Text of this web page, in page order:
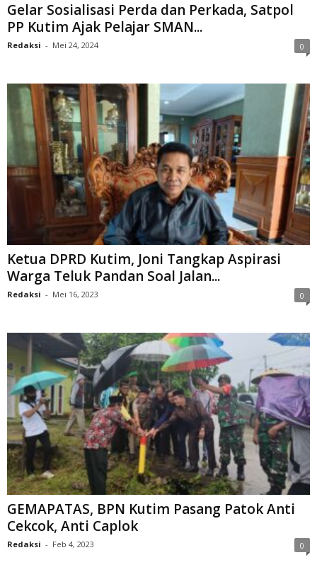
Gelar Sosialisasi Perda dan Perkada, Satpol
PP Kutim Ajak Pelajar SMAN...
Redaksi - Mei 24, 2024 0
Ketua DPRD Kutim, Joni Tangkap Aspirasi
Warga Teluk Pandan Soal Jalan...
Redaksi - Mei 16, 2023 0
GEMAPATAS, BPN Kutim Pasang Patok Anti
Cekcok, Anti Caplok
Redaksi - Feb 4, 2023 0